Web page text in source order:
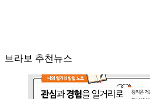
브라보 추천뉴스